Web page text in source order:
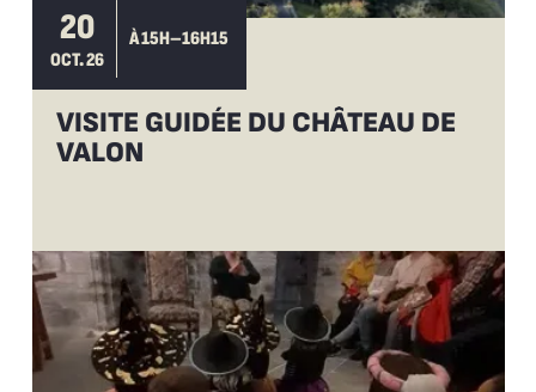
20
OCT. 26
À 15H–16H15
VISITE GUIDÉE DU CHÂTEAU DE
VALON